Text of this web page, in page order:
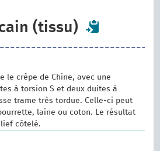
(tissu)
le crêpe de Chine, avec une
à torsion S et deux duites à
trame très tordue. Celle-ci peut
laine ou coton. Le résultat
côtelé.